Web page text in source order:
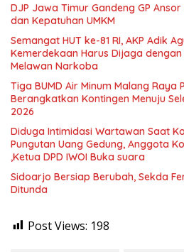
DJP Jawa Timur Gandeng GP
dan Kepatuhan UMKM
Semangat HUT ke-81 RI, AKP Adik
Kemerdekaan Harus Dijaga
Melawan Narkoba
Tiga BUMD Air Minum Malang Raya
Berangkatkan Kontingen Menuju
2026
Diduga Intimidasi Wartawan Saat
Pungutan Uang Gedung, Anggota
,Ketua DPD IWOI Buka suara
Sidoarjo Bersiap Berubah, Sekda
Ditunda
Post Views: 198